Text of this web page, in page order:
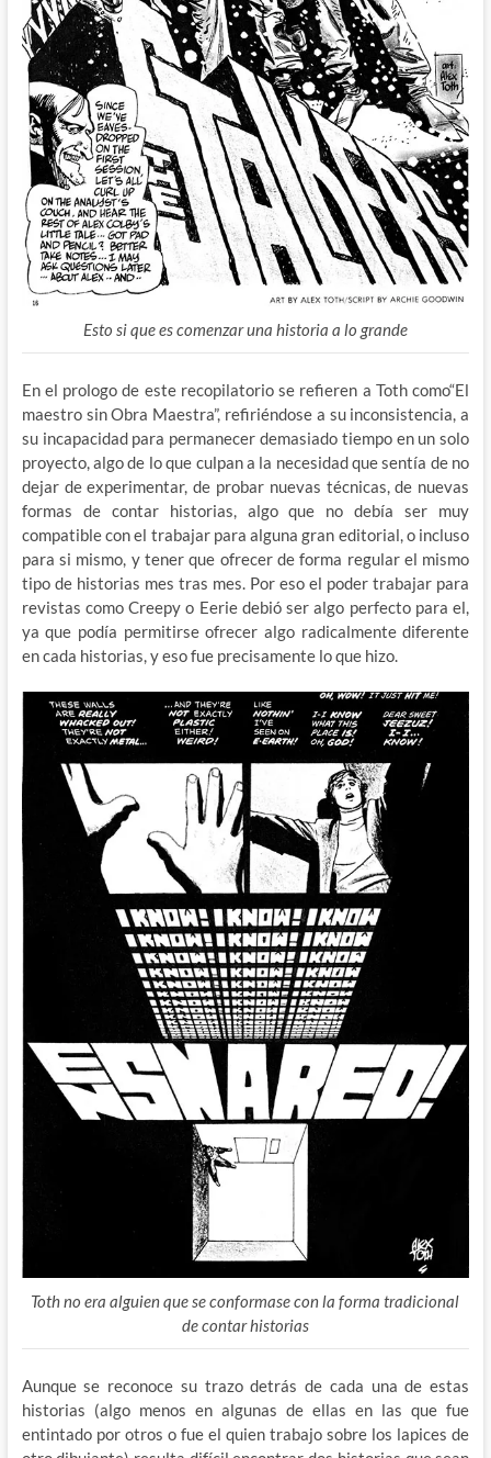
Esto si que es comenzar una historia a lo grande
En el prologo de este recopilatorio se refieren a Toth como“El
maestro sin Obra Maestra”, refiriéndose a su inconsistencia, a
su incapacidad para permanecer demasiado tiempo en un solo
proyecto, algo de lo que culpan a la necesidad que sentía de no
dejar de experimentar, de probar nuevas técnicas, de nuevas
formas de contar historias, algo que no debía ser muy
compatible con el trabajar para alguna gran editorial, o incluso
para si mismo, y tener que ofrecer de forma regular el mismo
tipo de historias mes tras mes. Por eso el poder trabajar para
revistas como Creepy o Eerie debió ser algo perfecto para el,
ya que podía permitirse ofrecer algo radicalmente diferente
en cada historias, y eso fue precisamente lo que hizo.
Toth no era alguien que se conformase con la forma tradicional
de contar historias
Aunque se reconoce su trazo detrás de cada una de estas
historias (algo menos en algunas de ellas en las que fue
entintado por otros o fue el quien trabajo sobre los lapices de